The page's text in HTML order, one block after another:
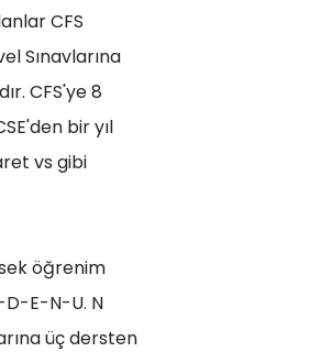
CFS
Sınavlarına
CFS'ye 8
bir yıl
vs gibi
öğrenim
E-N-U. N
üç dersten